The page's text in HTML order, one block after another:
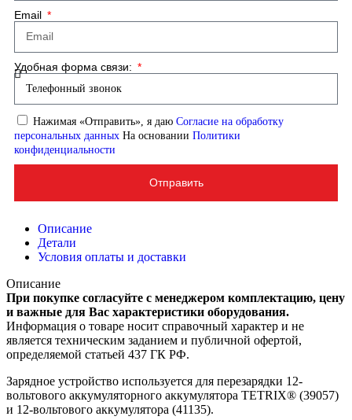
Email
Удобная форма связи:
Нажимая «Отправить», я даю Согласие на обработку
персональных данных На основании Политики
конфиденциальности
Отправить
Описание
Детали
Условия оплаты и доставки
Описание
При покупке согласуйте с менеджером комплектацию, цену
и важные для Вас характеристики оборудования.
Информация о товаре носит справочный характер и не
является техническим заданием и публичной офертой,
определяемой статьей 437 ГК РФ.
Зарядное устройство используется для перезарядки 12-
вольтового аккумуляторного аккумулятора TETRIX® (39057)
и 12-вольтового аккумулятора (41135).